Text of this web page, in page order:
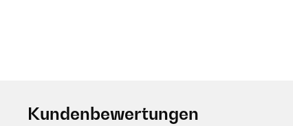
Kundenbewertungen